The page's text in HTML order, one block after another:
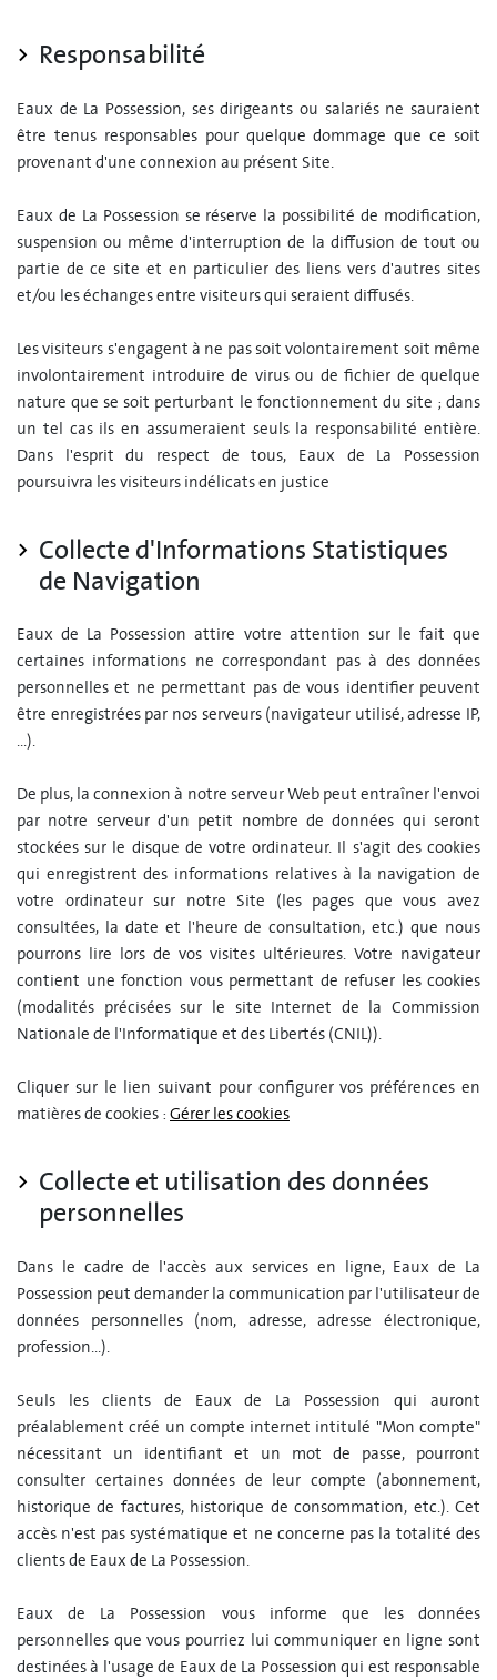
Responsabilité
Eaux de La Possession, ses dirigeants ou salariés ne sauraient
être tenus responsables pour quelque dommage que ce soit
provenant d'une connexion au présent Site.
Eaux de La Possession se réserve la possibilité de modification,
suspension ou même d'interruption de la diffusion de tout ou
partie de ce site et en particulier des liens vers d'autres sites
et/ou les échanges entre visiteurs qui seraient diffusés.
Les visiteurs s'engagent à ne pas soit volontairement soit même
involontairement introduire de virus ou de fichier de quelque
nature que se soit perturbant le fonctionnement du site ; dans
un tel cas ils en assumeraient seuls la responsabilité entière.
Dans l'esprit du respect de tous, Eaux de La Possession
poursuivra les visiteurs indélicats en justice
Collecte d'Informations Statistiques
de Navigation
Eaux de La Possession attire votre attention sur le fait que
certaines informations ne correspondant pas à des données
personnelles et ne permettant pas de vous identifier peuvent
être enregistrées par nos serveurs (navigateur utilisé, adresse IP,
...).
De plus, la connexion à notre serveur Web peut entraîner l'envoi
par notre serveur d'un petit nombre de données qui seront
stockées sur le disque de votre ordinateur. Il s'agit des cookies
qui enregistrent des informations relatives à la navigation de
votre ordinateur sur notre Site (les pages que vous avez
consultées, la date et l'heure de consultation, etc.) que nous
pourrons lire lors de vos visites ultérieures. Votre navigateur
contient une fonction vous permettant de refuser les cookies
(modalités précisées sur le site Internet de la Commission
Nationale de l'Informatique et des Libertés (CNIL)).
Cliquer sur le lien suivant pour configurer vos préférences en
matières de cookies :Gérer les cookies
Collecte et utilisation des données
personnelles
Dans le cadre de l'accès aux services en ligne, Eaux de La
Possession peut demander la communication par l'utilisateur de
données personnelles (nom, adresse, adresse électronique,
profession...).
Seuls les clients de Eaux de La Possession qui auront
préalablement créé un compte internet intitulé "Mon compte"
nécessitant un identifiant et un mot de passe, pourront
consulter certaines données de leur compte (abonnement,
historique de factures, historique de consommation, etc.). Cet
accès n'est pas systématique et ne concerne pas la totalité des
clients de Eaux de La Possession.
Eaux de La Possession vous informe que les données
personnelles que vous pourriez lui communiquer en ligne sont
destinées à l'usage de Eaux de La Possession qui est responsable